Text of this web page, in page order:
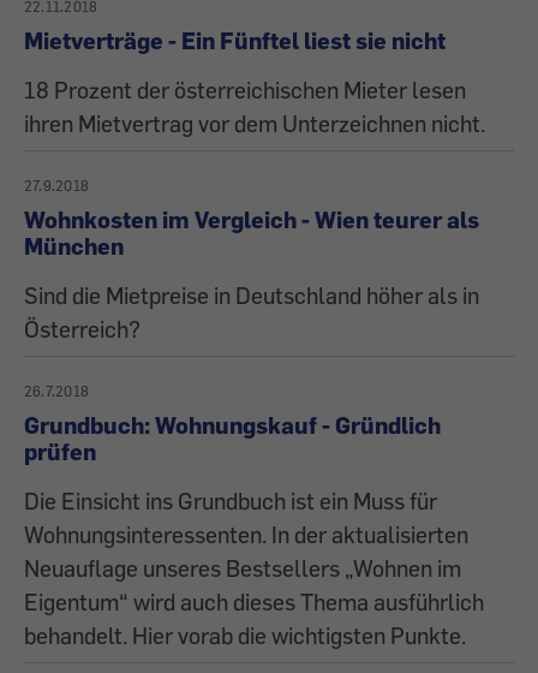
22.11.2018
Mietverträge - Ein Fünftel liest sie nicht
18 Prozent der österreichischen Mieter lesen
ihren Mietvertrag vor dem Unterzeichnen nicht.
27.9.2018
Wohnkosten im Vergleich - Wien teurer als
München
Sind die Mietpreise in Deutschland höher als in
Österreich?
26.7.2018
Grundbuch: Wohnungskauf - Gründlich
prüfen
Die Einsicht ins Grundbuch ist ein Muss für
Wohnungsinteressenten. In der aktualisierten
Neuauflage unseres Bestsellers „Wohnen im
Eigentum“ wird auch dieses Thema ausführlich
behandelt. Hier vorab die wichtigsten Punkte.